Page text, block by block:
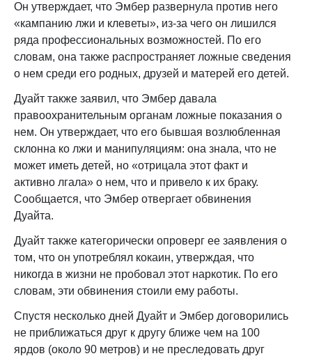
Он утверждает, что Эмбер развернула против него
«кампанию лжи и клеветы», из-за чего он лишился
ряда профессиональных возможностей. По его
словам, она также распространяет ложные сведения
о нем среди его родных, друзей и матерей его детей.
Дуайт также заявил, что Эмбер давала
правоохранительным органам ложные показания о
нем. Он утверждает, что его бывшая возлюбленная
склонна ко лжи и манипуляциям: она знала, что не
может иметь детей, но «отрицала этот факт и
активно лгала» о нем, что и привело к их браку.
Сообщается, что Эмбер отвергает обвинения
Дуайта.
Дуайт также категорически опроверг ее заявления о
том, что он употреблял кокаин, утверждая, что
никогда в жизни не пробовал этот наркотик. По его
словам, эти обвинения стоили ему работы.
Спустя несколько дней Дуайт и Эмбер договорились
не приближаться друг к другу ближе чем на 100
ярдов (около 90 метров) и не преследовать друг